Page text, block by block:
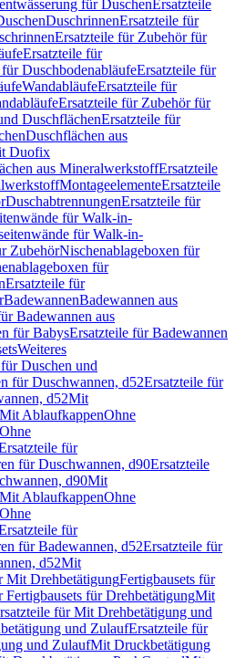
für DuschenErsatzteile
DuschrinnenErsatzteile für
Ersatzteile für Zubehör für
Ersatzteile für
DuschbodenabläufeErsatzteile für
WandabläufeErsatzteile für
Ersatzteile für Zubehör für
DuschflächenErsatzteile für
Duschflächen aus
Duofix
aus MineralwerkstoffErsatzteile
MontageelementeErsatzteile
DuschabtrennungenErsatzteile für
für Walk-in-
für Walk-in-
ZubehörNischenablageboxen für
für
Ersatzteile für
BadewannenBadewannen aus
Badewannen aus
für BabysErsatzteile für Badewannen
Weiteres
Duschen und
für Duschwannen, d52Ersatzteile für
d52Mit
AblaufkappenOhne
für
für Duschwannen, d90Ersatzteile
d90Mit
AblaufkappenOhne
für
für Badewannen, d52Ersatzteile für
d52Mit
Mit DrehbetätigungFertigbausets für
Fertigbausets für DrehbetätigungMit
für Mit Drehbetätigung und
und ZulaufErsatzteile für
und ZulaufMit Druckbetätigung